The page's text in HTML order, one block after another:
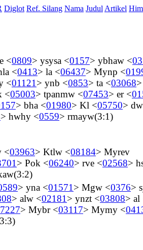
Diglot Ref. Silang Nama Judul Artikel
<0809> ysysa <0157> ybhaw <
<0413> la <06437> Mynp <
<01121 > ynb <0853> ta <03068>
<05003> tpanmw <07453> er <
> bha <01980> Kl <05750>
> hwhy <0559> rmayw(3:1)
<03963> Ktlw <08184> Myrev
> Pok <06240> rve <02568>
(3:2)
> yna <01571 > Mgw <0376>
> alw <02181 > ynzt <03808> al
> Mybr <03117> Mymy <